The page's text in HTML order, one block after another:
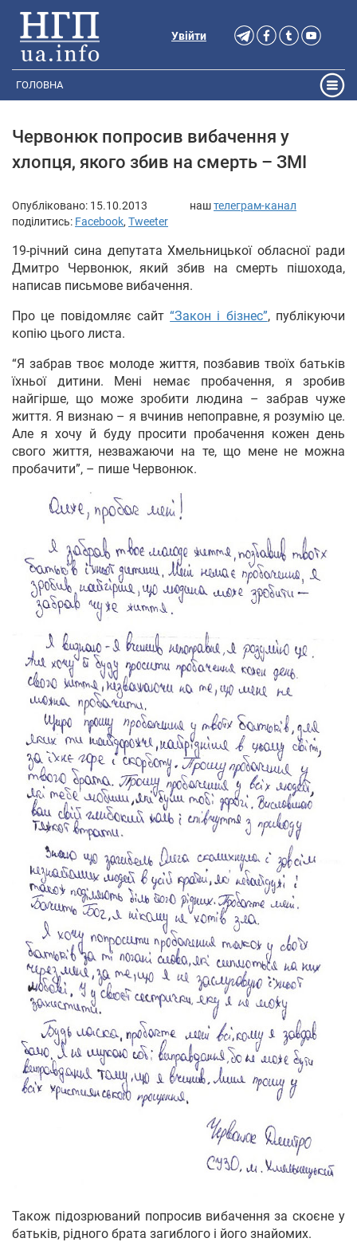
Увійти
ГОЛОВНА
Червонюк попросив вибачення у
хлопця, якого збив на смерть – ЗМІ
Опубліковано: 15.10.2013 наштелеграм-канал
поділитись: Facebook, Tweeter
19-річний сина депутата Хмельницької обласної ради
Дмитро Червонюк, який збив на смерть пішохода,
написав письмове вибачення.
Про це повідомляє сайт“Закон і бізнес”, публікуючи
копію цього листа.
“Я забрав твоє молоде життя, позбавив твоїх батьків
їхньої дитини. Мені немає пробачення, я зробив
найгірше, що може зробити людина – забрав чуже
життя. Я визнаю – я вчинив непоправне, я розумію це.
Але я хочу й буду просити пробачення кожен день
свого життя, незважаючи на те, що мене не можна
пробачити”, – пише Червонюк.
Також підозрюваний попросив вибачення за скоєне у
батьків, рідного брата загиблого і його знайомих.